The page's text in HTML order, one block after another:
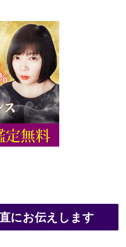
にお伝えします